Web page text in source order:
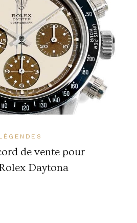
de vente pour
Daytona